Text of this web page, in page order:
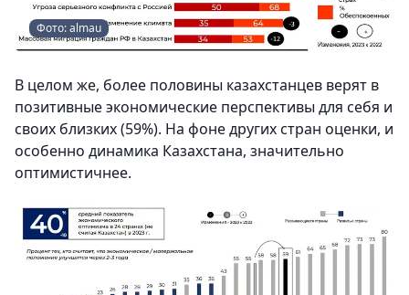
Фото: almau
В целом же, более половины казахстанцев верят в
позитивные экономические перспективы для себя и
своих близких (59%). На фоне других стран оценки, и
особенно динамика Казахстана, значительно
оптимистичнее.